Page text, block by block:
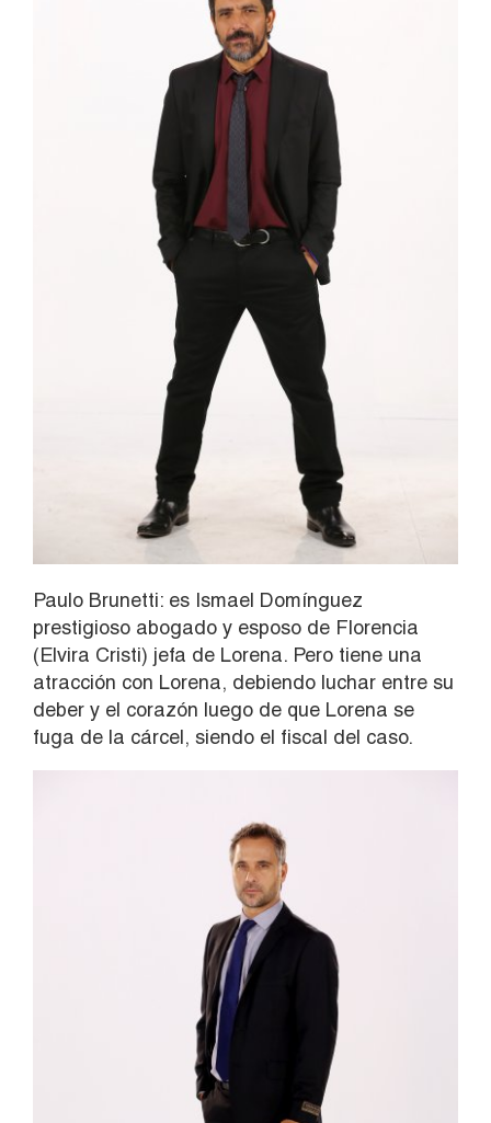
Paulo Brunetti: es Ismael Domínguez
prestigioso abogado y esposo de Florencia
(Elvira Cristi) jefa de Lorena. Pero tiene una
atracción con Lorena, debiendo luchar entre su
deber y el corazón luego de que Lorena se
fuga de la cárcel, siendo el fiscal del caso.